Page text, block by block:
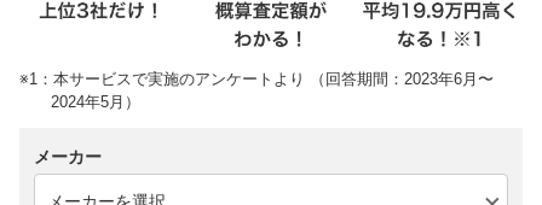
※1：本サービスで実施のアンケートより （回答期間：2023年6月〜
2024年5月）
メーカー